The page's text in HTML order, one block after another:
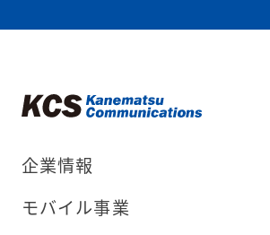
企業情報
モバイル事業